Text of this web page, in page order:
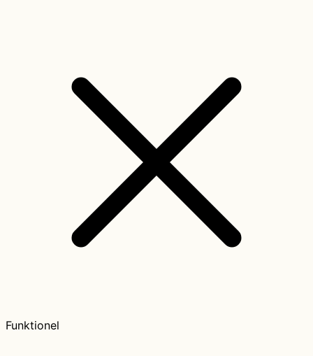
Funktionel